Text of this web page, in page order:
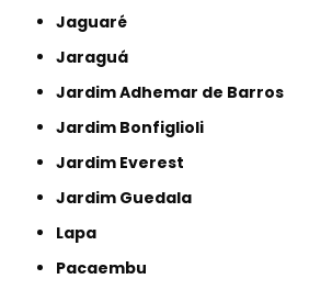
Jaguaré
Jaraguá
Jardim Adhemar de Barros
Jardim Bonfiglioli
Jardim Everest
Jardim Guedala
Lapa
Pacaembu